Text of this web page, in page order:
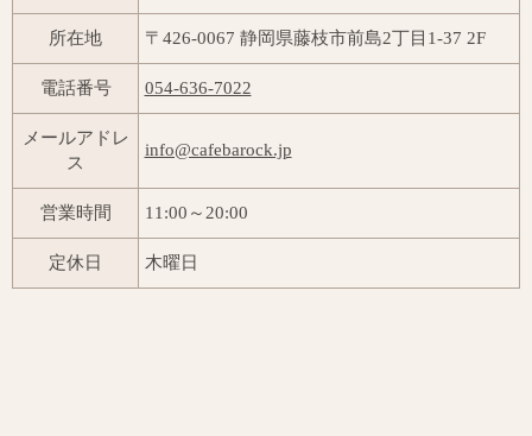
所在地 〒426-0067 静岡県藤枝市前島2丁目1-37 2F
電話番号 054-636-7022
メールアドレ
ス
info@cafebarock.jp
営業時間 11:00～20:00
定休日 木曜日